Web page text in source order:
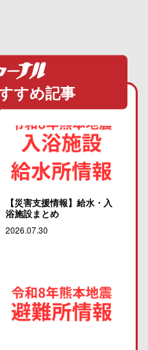
すめ記事
【災害支援情報】給水・入
浴施設まとめ
2026.07.30